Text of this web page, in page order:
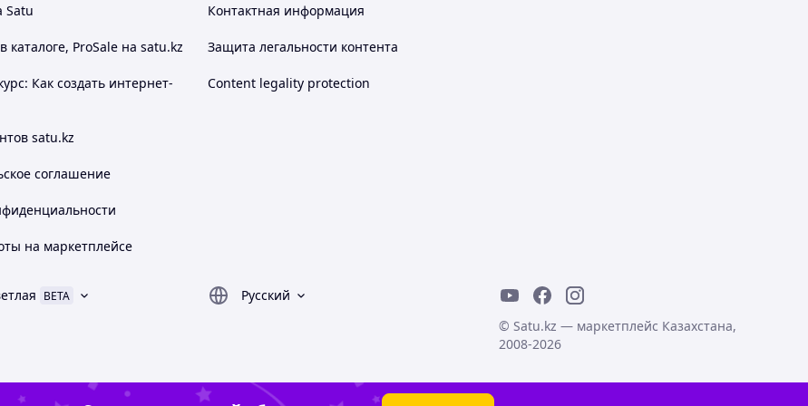
Satu
каталоге, ProSale на satu.kz
Как создать интернет-
satu.kz
соглашение
на маркетплейсе
Контактная информация
Защита легальности контента
Content legality protection
BETA
Русский
© Satu.kz — маркетплейс Казахстана,
2008-2026